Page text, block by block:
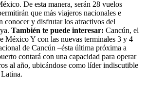
De esta manera, serán 28 vuelos
que más viajeros nacionales e
conocer y disfrutar los atractivos del
También te puede interesar: Cancún, el
México Y con las nuevas terminales 3 y 4
de Cancún –ésta última próxima a
contará con una capacidad para operar
al año, ubicándose como líder indiscutible